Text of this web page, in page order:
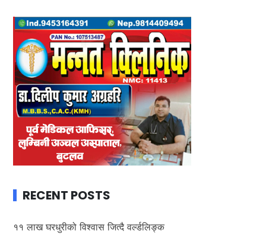
RECENT POSTS
११ लाख घरधुरीको विश्वास जित्दै वर्ल्डलिङ्क